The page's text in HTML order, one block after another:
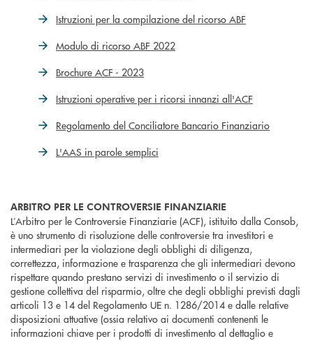
Istruzioni per la compilazione del ricorso ABF
Modulo di ricorso ABF 2022
Brochure ACF - 2023
Istruzioni operative per i ricorsi innanzi all'ACF
Regolamento del Conciliatore Bancario Finanziario
L'AAS in parole semplici
ARBITRO PER LE CONTROVERSIE FINANZIARIE
L’Arbitro per le Controversie Finanziarie (ACF), istituito dalla Consob,
è uno strumento di risoluzione delle controversie tra investitori e
intermediari per la violazione degli obblighi di diligenza,
correttezza, informazione e trasparenza che gli intermediari devono
rispettare quando prestano servizi di investimento o il servizio di
gestione collettiva del risparmio, oltre che degli obblighi previsti dagli
articoli 13 e 14 del Regolamento UE n. 1286/2014 e dalle relative
disposizioni attuative (ossia relativo ai documenti contenenti le
informazioni chiave per i prodotti di investimento al dettaglio e